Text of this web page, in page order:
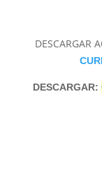
DESCARGAR
DESCARGAR: